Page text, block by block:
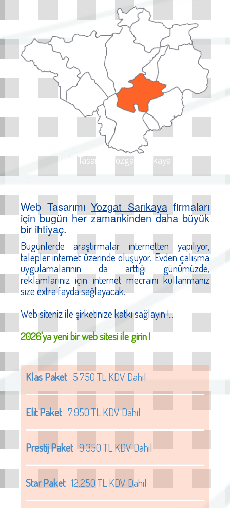
Web Tasarımı Yozgat Sarıkaya
Web TasarımıYozgat Sarıkayafirmaları
için bugün her zamankinden daha büyük
bir ihtiyaç.
Bugünlerde araştırmalar internetten yapılıyor,
talepler internet üzerinde oluşuyor. Evden çalışma
uygulamalarının da arttığı günümüzde,
reklamlarınız için internet mecraını kullanmanız
size extra fayda sağlayacak.
Web siteniz ile şirketinize katkı sağlayın !...
2026'ya yeni bir web sitesi ile girin !
Klas Paket5.750 TL KDV Dahil
Elit Paket7.950 TL KDV Dahil
Prestij Paket9.350 TL KDV Dahil
Star Paket12.250 TL KDV Dahil